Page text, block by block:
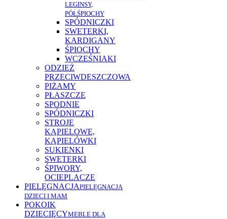
LEGINSY,
PÓŁŚPIOCHY
SPÓDNICZKI
SWETERKI,
KARDIGANY
ŚPIOCHY
WCZEŚNIAKI
ODZIEŻ
PRZECIWDESZCZOWA
PIŻAMY
PŁASZCZE
SPODNIE
SPÓDNICZKI
STROJE
KĄPIELOWE,
KĄPIELÓWKI
SUKIENKI
SWETERKI
ŚPIWORY,
OCIEPLACZE
PIELĘGNACJAPIELĘGNACJA
DZIECI I MAM
POKOIK
DZIECIĘCYMEBLE DLA